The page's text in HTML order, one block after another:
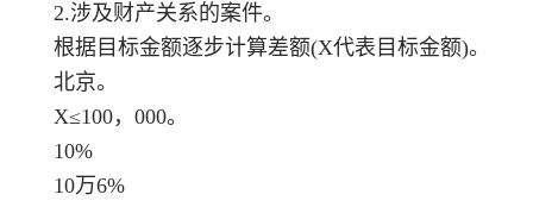
2.涉及财产关系的案件。
根据目标金额逐步计算差额(X代表目标金额)。
北京。
X≤100，000。
10%
10万6%